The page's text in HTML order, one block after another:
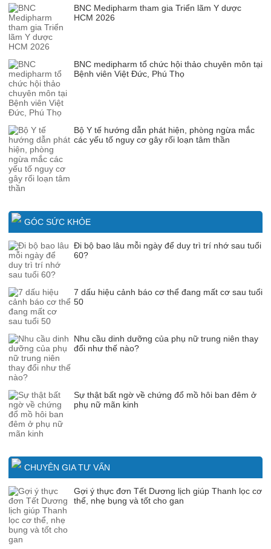
BNC Medipharm tham gia Triển lãm Y dược
HCM 2026
BNC medipharm tổ chức hội thảo chuyên môn tại
Bệnh viên Việt Đức, Phú Thọ
Bộ Y tế hướng dẫn phát hiện, phòng ngừa mắc
các yếu tố nguy cơ gây rối loạn tâm thần
GÓC SỨC KHỎE
Đi bộ bao lâu mỗi ngày để duy trì trí nhớ sau tuổi
60?
7 dấu hiệu cảnh báo cơ thể đang mất cơ sau tuổi
50
Nhu cầu dinh dưỡng của phụ nữ trung niên thay
đổi như thế nào?
Sự thật bất ngờ về chứng đổ mồ hôi ban đêm ở
phụ nữ mãn kinh
CHUYÊN GIA TƯ VẤN
Gợi ý thực đơn Tết Dương lịch giúp Thanh lọc cơ
thể, nhẹ bụng và tốt cho gan